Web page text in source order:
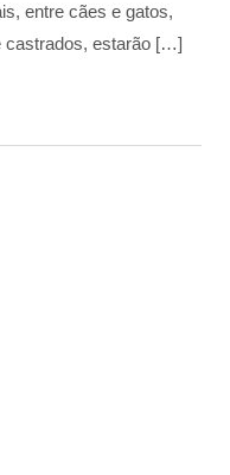
entre cães e gatos,
castrados, estarão […]